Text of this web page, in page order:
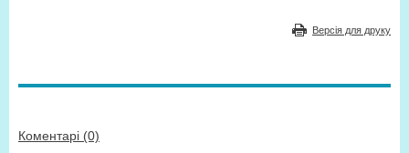
Версія для друку
Коментарі (0)